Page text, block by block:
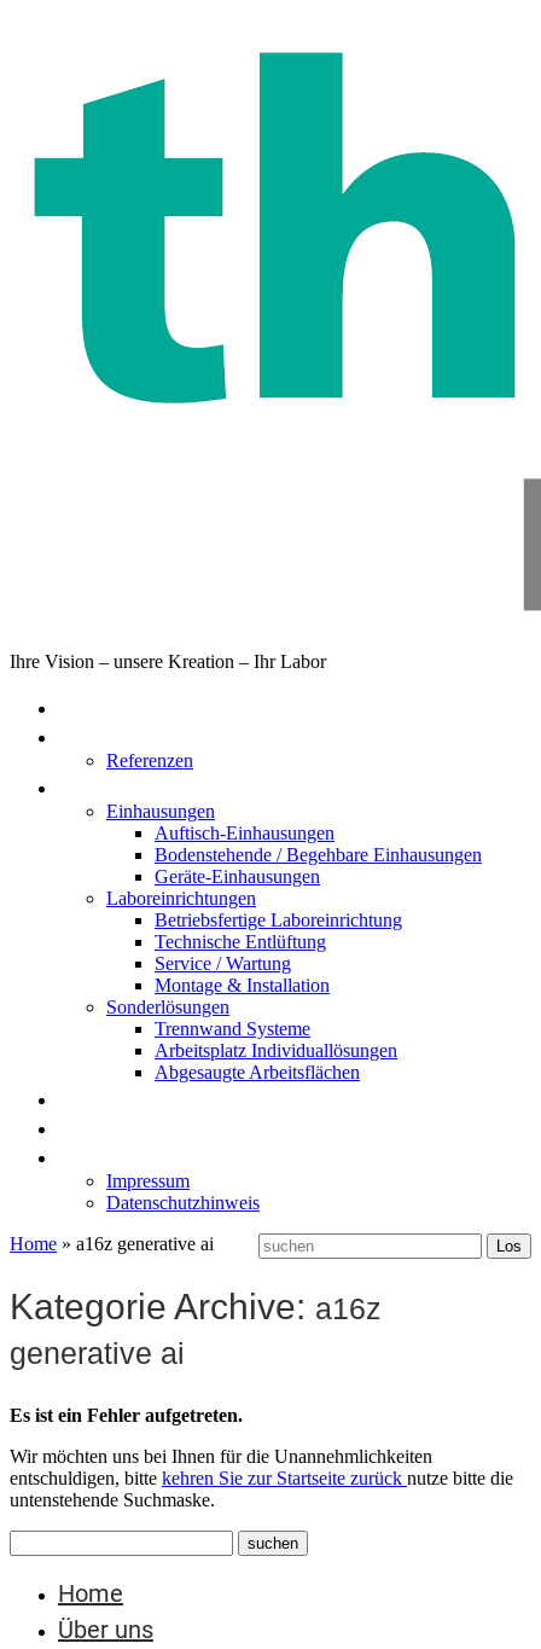
Ihre Vision – unsere Kreation – Ihr Labor
Referenzen
Einhausungen
Auftisch-Einhausungen
Bodenstehende / Begehbare Einhausungen
Geräte-Einhausungen
Laboreinrichtungen
Betriebsfertige Laboreinrichtung
Technische Entlüftung
Service / Wartung
Montage & Installation
Sonderlösungen
Trennwand Systeme
Arbeitsplatz Individuallösungen
Abgesaugte Arbeitsflächen
Impressum
Datenschutzhinweis
Home » a16z generative ai
Kategorie Archive: a16z
generative ai
Es ist ein Fehler aufgetreten.
Wir möchten uns bei Ihnen für die Unannehmlichkeiten
entschuldigen, bitte kehren Sie zur Startseite zurück nutze bitte die
untenstehende Suchmaske.
Home
Über uns